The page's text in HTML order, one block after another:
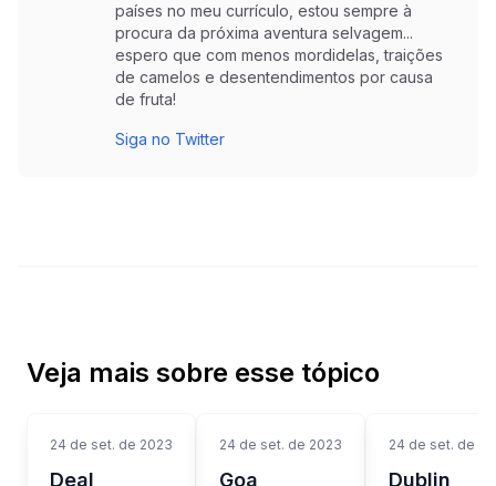
países no meu currículo, estou sempre à
procura da próxima aventura selvagem...
espero que com menos mordidelas, traições
de camelos e desentendimentos por causa
de fruta!
Siga no Twitter
Veja mais sobre esse tópico
24 de set. de 2023
Deal
24 de set. de 2023
Goa
24 de set. de
Dublin